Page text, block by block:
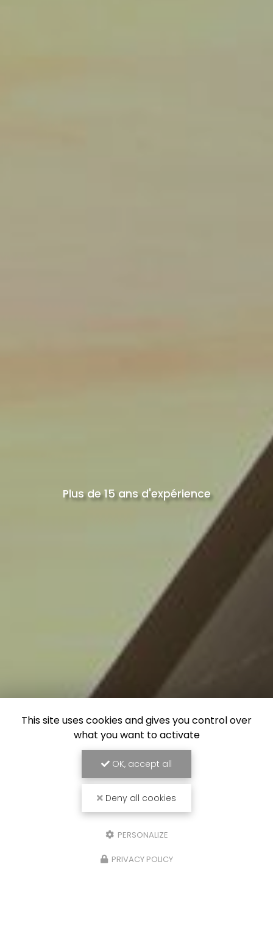
Plus de 15 ans d'expérience
This site uses cookies and gives you control over
what you want to activate
OK, accept all
Deny all cookies
PERSONALIZE
PRIVACY POLICY